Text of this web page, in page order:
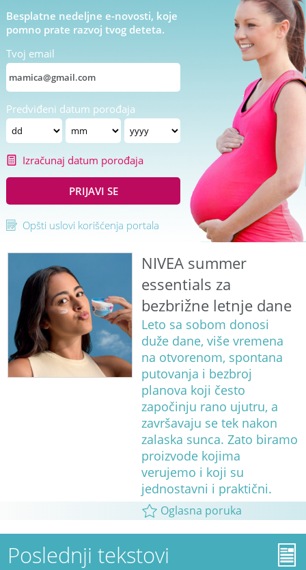
Besplatne nedeljne e-novosti, koje
pomno prate razvoj tvog deteta.
Tvoj email
Predviđeni datum porođaja
Izračunaj datum porođaja
PRIJAVI SE
Opšti uslovi korišćenja portala
NIVEA summer
essentials za
bezbrižne letnje dane
Leto sa sobom donosi
duže dane, više vremena
na otvorenom, spontana
putovanja i bezbroj
planova koji često
započinju rano ujutru, a
završavaju se tek nakon
zalaska sunca. Zato biramo
proizvode kojima
verujemo i koji su
jednostavni i praktični.
Oglasna poruka
Poslednji tekstovi